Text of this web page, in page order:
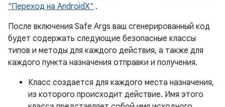
"Переход на AndroidX" .
После включения Safe Args ваш сгенерированный код
будет содержать следующие безопасные классы
типов и методы для каждого действия, а также для
каждого пункта назначения отправки и получения.
Класс создается для каждого места назначения,
из которого происходит действие. Имя этого